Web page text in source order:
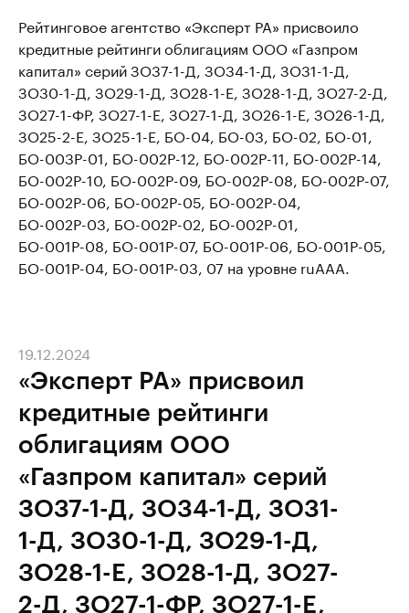
Рейтинговое агентство «Эксперт РА» присвоило
кредитные рейтинги облигациям ООО «Газпром
капитал» серий ЗО37-1-Д, ЗО34-1-Д, ЗО31-1-Д,
ЗО30-1-Д, ЗО29-1-Д, ЗО28-1-E, ЗО28-1-Д, ЗО27-2-Д,
ЗО27-1-ФР, ЗО27-1-Е, ЗО27-1-Д, ЗО26-1-Е, ЗО26-1-Д,
ЗО25-2-Е, ЗО25-1-Е, БО-04, БО-03, БО-02, БО-01,
БО-003Р-01, БО-002Р-12, БО-002Р-11, БО-002Р-14,
БО-002Р-10, БО-002Р-09, БО-002Р-08, БО-002Р-07,
БО-002Р-06, БО-002Р-05, БО-002Р-04,
БО-002Р-03, БО-002Р-02, БО-002Р-01,
БО-001Р-08, БО-001Р-07, БО-001Р-06, БО-001Р-05,
БО-001Р-04, БО-001Р-03, 07 на уровне ruAAA.
«Эксперт РА» присвоил
кредитные рейтинги
облигациям ООО
«Газпром капитал» серий
ЗО37-1-Д, ЗО34-1-Д, ЗО31-
1-Д, ЗО30-1-Д, ЗО29-1-Д,
ЗО28-1-E, ЗО28-1-Д, ЗО27-
2-Д, ЗО27-1-ФР, ЗО27-1-Е,
19.12.2024